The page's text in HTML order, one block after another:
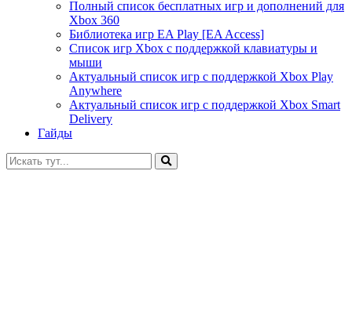
Полный список бесплатных игр и дополнений для
Xbox 360
Библиотека игр EA Play [EA Access]
Список игр Xbox c поддержкой клавиатуры и
мыши
Актуальный список игр с поддержкой Xbox Play
Anywhere
Актуальный список игр с поддержкой Xbox Smart
Delivery
Гайды
Искать: